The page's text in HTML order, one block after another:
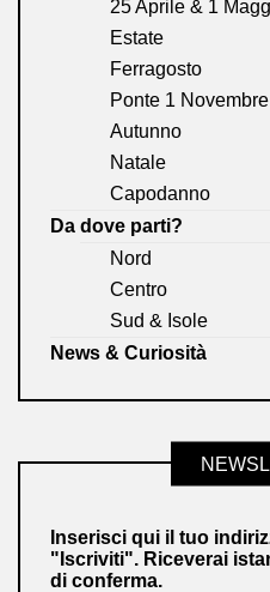
25 Aprile & 1
Estate
Ferragosto
Ponte 1 Novembre
Autunno
Natale
Capodanno
Da dove parti?
Nord
Centro
Sud & Isole
News & Curiosità
Inserisci qui il tuo
"Iscriviti". Riceverai
di conferma.